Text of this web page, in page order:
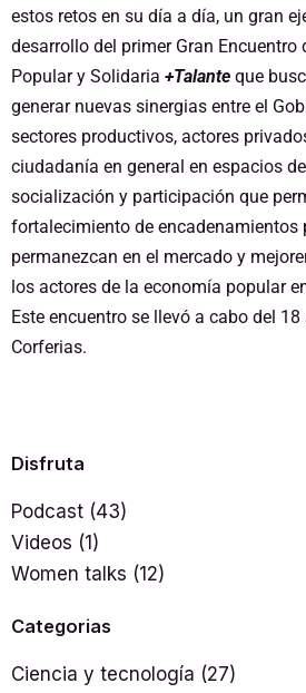
estos retos en su día a día, un gran
desarrollo del primer Gran Encuentro
Popular y Solidaria +Talante que
generar nuevas sinergias entre el
sectores productivos, actores
ciudadanía en general en espacios
socialización y participación que
fortalecimiento de encadenamientos
permanezcan en el mercado y
los actores de la economía popular
Este encuentro se llevó a cabo del
Corferias.
Disfruta
Podcast (43)
Videos (1)
Women talks (12)
Categorias
Ciencia y tecnología (27)